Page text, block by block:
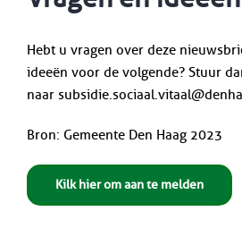
Hebt u vragen over deze
ideeën voor de volgende? Stuur
naar
Bron: Gemeente Den Haag 2023
Kilk hier om aan te melden